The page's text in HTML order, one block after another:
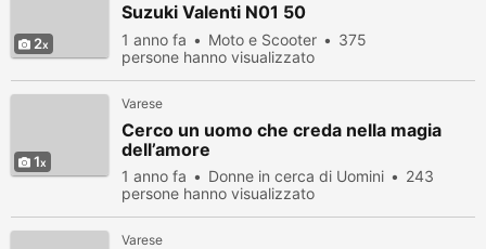
2
Suzuki Valenti N01 50
1 anno fa Moto e Scooter
375
persone hanno visualizzato
1
Varese
Cerco un uomo che creda nella magia
dell’amore
1 anno fa Donne in cerca di Uomini
243
persone hanno visualizzato
Varese